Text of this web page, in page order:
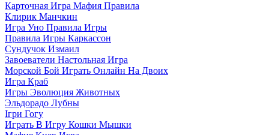
Карточная Игра Мафия Правила
Клирик Манчкин
Игра Уно Правила Игры
Правила Игры Каркассон
Сундучок Измаил
Завоеватели Настольная Игра
Морской Бой Играть Онлайн На Двоих
Игра Краб
Игры Эволюция Животных
Эльдорадо Лубны
Ігри Гогу
Играть В Игру Кошки Мышки